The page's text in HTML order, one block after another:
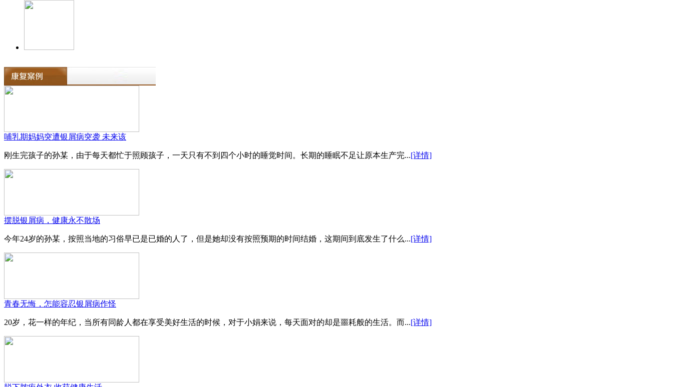
哺乳期妈妈突遭银屑病突袭 未来该
刚生完孩子的孙某，由于每天都忙于照顾孩子，一天只有不到四个小时的睡觉时间。长期的睡眠不足让原本生产完...[详情]
摆脱银屑病，健康永不散场
今年24岁的孙某，按照当地的习俗早已是已婚的人了，但是她却没有按照预期的时间结婚，这期间到底发生了什么...[详情]
青春无悔，怎能容忍银屑病作怪
20岁，花一样的年纪，当所有同龄人都在享受美好生活的时候，对于小娟来说，每天面对的却是噩耗般的生活。而...[详情]